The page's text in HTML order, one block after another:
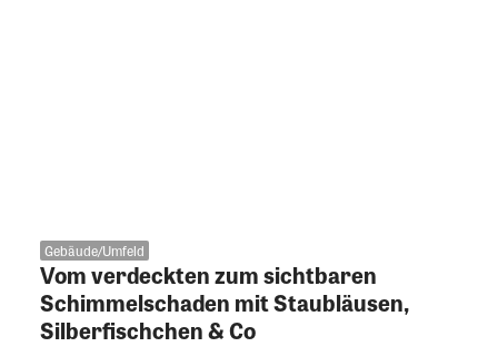
Gebäude/Umfeld
Vom verdeckten zum sichtbaren
Schimmelschaden mit Staubläusen,
Silberfischchen & Co